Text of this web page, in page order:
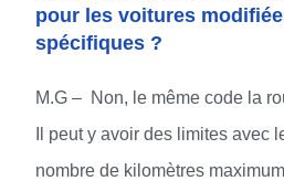
pour les voitures
spécifiques ?
M.G – Non, le même code la
Il peut y avoir des limites avec
nombre de kilomètres